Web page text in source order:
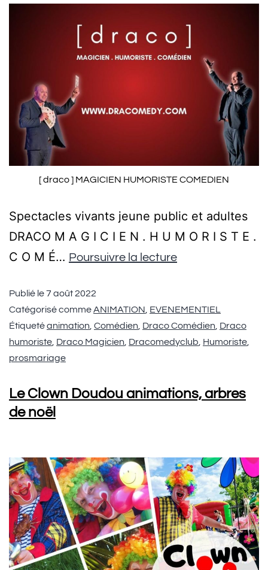
[ draco ] MAGICIEN HUMORISTE COMEDIEN
Spectacles vivants jeune public et adultes
DRACO M A G I C I E N . H U M O R I S T E .
C O M É… Poursuivre la lecture
Publié le7 août 2022
Catégorisé commeANIMATION EVENEMENTIEL
Étiquetéanimation Comédien Draco Comédien Draco
humoriste Draco Magicien Dracomedyclub Humoriste
prosmariage
Le Clown Doudou animations, arbres
de noël